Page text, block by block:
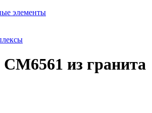
элементы
из гранита